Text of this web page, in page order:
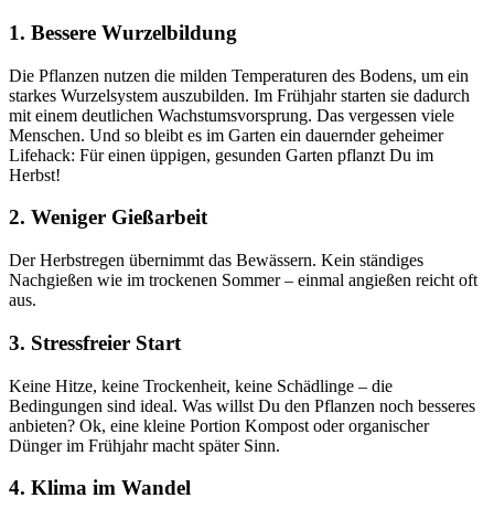
1. Bessere Wurzelbildung
Die Pflanzen nutzen die milden Temperaturen des Bodens, um ein
starkes Wurzelsystem auszubilden. Im Frühjahr starten sie dadurch
mit einem deutlichen Wachstumsvorsprung. Das vergessen viele
Menschen. Und so bleibt es im Garten ein dauernder geheimer
Lifehack: Für einen üppigen, gesunden Garten pflanzt Du im
Herbst!
2. Weniger Gießarbeit
Der Herbstregen übernimmt das Bewässern. Kein ständiges
Nachgießen wie im trockenen Sommer – einmal angießen reicht oft
aus.
3. Stressfreier Start
Keine Hitze, keine Trockenheit, keine Schädlinge – die
Bedingungen sind ideal. Was willst Du den Pflanzen noch besseres
anbieten? Ok, eine kleine Portion Kompost oder organischer
Dünger im Frühjahr macht später Sinn.
4. Klima im Wandel